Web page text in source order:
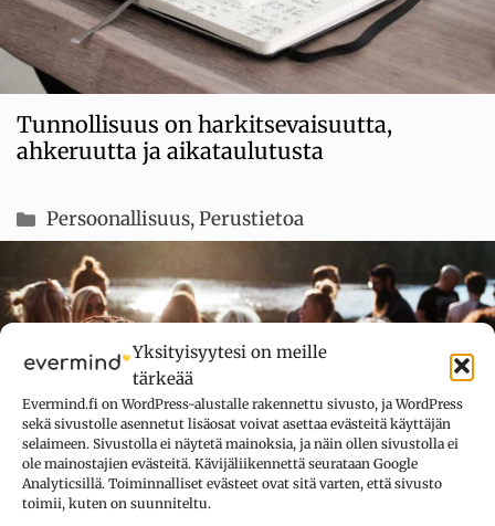
Yksityisyytesi on meille
tärkeää
Evermind.fi on WordPress-alustalle rakennettu sivusto, ja WordPress
sekä sivustolle asennetut lisäosat voivat asettaa evästeitä käyttäjän
selaimeen. Sivustolla ei näytetä mainoksia, ja näin ollen sivustolla ei
ole mainostajien evästeitä. Kävijäliikennettä seurataan Google
Analyticsillä. Toiminnalliset evästeet ovat sitä varten, että sivusto
toimii, kuten on suunniteltu.
Tunnollisuus on harkitsevaisuutta,
ahkeruutta ja aikataulutusta
Kategoriat
Persoonallisuus,Perustietoa